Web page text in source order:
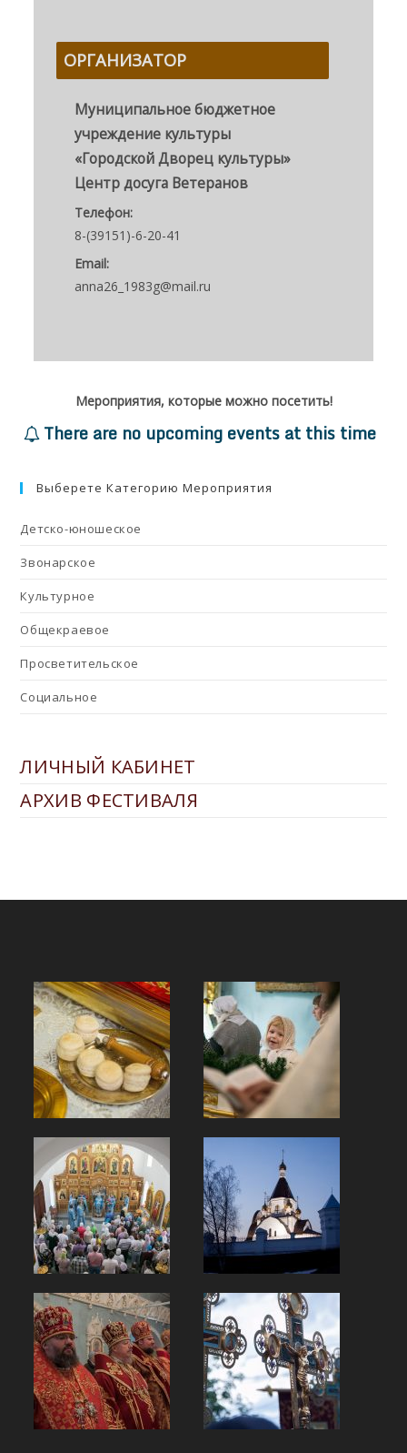
ОРГАНИЗАТОР
Муниципальное бюджетное
учреждение культуры
«Городской Дворец культуры»
Центр досуга Ветеранов
Телефон:
8-(39151)-6-20-41
Email:
anna26_1983g@mail.ru
Мероприятия, которые можно посетить!
There are no upcoming events at this time
Выберете Категорию Мероприятия
Детско-юношеское
Звонарское
Культурное
Общекраевое
Просветительское
Социальное
ЛИЧНЫЙ КАБИНЕТ
АРХИВ ФЕСТИВАЛЯ